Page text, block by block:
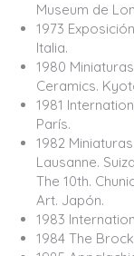
Museum de
1973
Italia.
1980
Ceramics.
1981
París.
1982
Lausanne.
The 10th.
Art. Japón.
1983
1984 The